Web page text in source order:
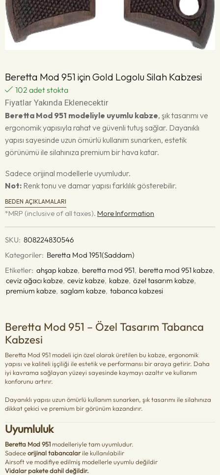
Beretta Mod 951 için Gold Logolu Silah Kabzesi
102 adet stokta
Fiyatlar Yakında Eklenecektir
Beretta Mod 951 modeliyle uyumlu kabze, şık tasarımı ve
ergonomik yapısıyla rahat ve güvenli tutuş sağlar. Dayanıklı
yapısı sayesinde uzun ömürlü kullanım sunarken, estetik
görünümü ile silahınıza premium bir hava katar.
Sadece orijinal modellerle uyumludur.
Not: Renk tonu ve damar yapısı farklılık gösterebilir.
BEDEN AÇIKLAMALARI
*MRP (inclusive of all taxes). More Information
SKU: 808224830546
Kategoriler: Beretta Mod 1951(Saddam)
Etiketler: ahşap kabze, beretta mod 951, beretta mod 951 kabze,
ceviz ağacı kabze, ceviz kabze, kabze, özel tasarım kabze,
premium kabze, saglam kabze, tabanca kabzesi
Beretta Mod 951 – Özel Tasarım Tabanca
Kabzesi
Beretta Mod 951 modeli için özel olarak üretilen bu kabze, ergonomik
yapısı ve kaliteli işçiliği ile estetik ve performansı bir araya getirir. Daha
iyi kavrama sağlayan yüzeyi sayesinde kaymayı azaltır ve kullanım
konforunu artırır.
Dayanıklı yapısı uzun ömürlü kullanım sunarken, şık tasarımı ile silahınıza
dikkat çekici ve premium bir görünüm kazandırır.
Uyumluluk
Beretta Mod 951 modelleriyle tam uyumludur.
Sadeceorijinal tabancalarile kullanılabilir
Airsoft ve modifiye edilmiş modellerle uyumlu değildir
Vidalar pakete dahil değildir.